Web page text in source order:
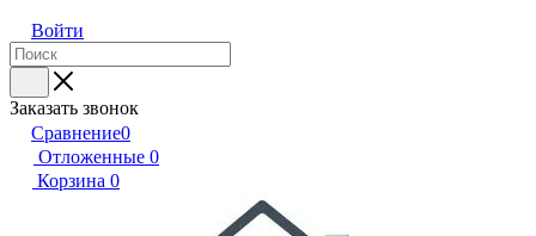
Войти
Заказать звонок
Сравнение0
Отложенные 0
Корзина 0